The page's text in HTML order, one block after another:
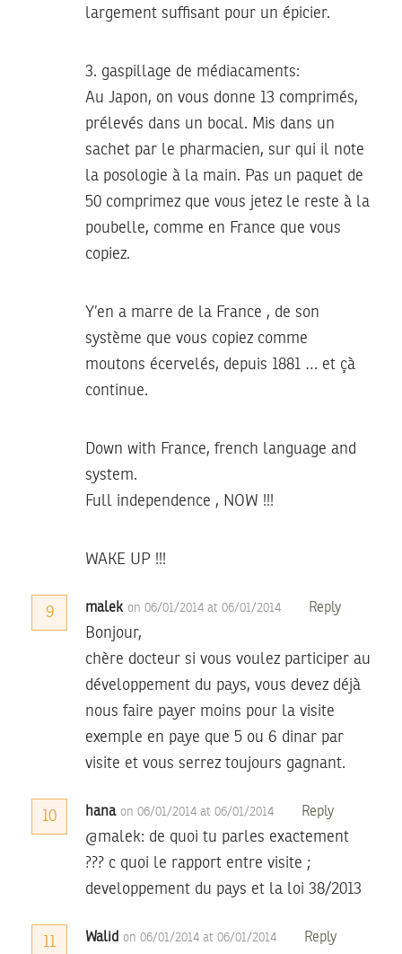
largement suffisant pour un épicier.
3. gaspillage de médiacaments:
Au Japon, on vous donne 13 comprimés,
prélevés dans un bocal. Mis dans un
sachet par le pharmacien, sur qui il note
la posologie à la main. Pas un paquet de
50 comprimez que vous jetez le reste à la
poubelle, comme en France que vous
copiez.
Y’en a marre de la France , de son
système que vous copiez comme
moutons écervelés, depuis 1881 … et çà
continue.
Down with France, french language and
system.
Full independence , NOW !!!
WAKE UP !!!
9 malek on 06/01/2014 at 06/01/2014 Reply
Bonjour,
chère docteur si vous voulez participer au
développement du pays, vous devez déjà
nous faire payer moins pour la visite
exemple en paye que 5 ou 6 dinar par
visite et vous serrez toujours gagnant.
10 hana on 06/01/2014 at 06/01/2014 Reply
@malek: de quoi tu parles exactement
??? c quoi le rapport entre visite ;
developpement du pays et la loi 38/2013
11 Walid on 06/01/2014 at 06/01/2014 Reply